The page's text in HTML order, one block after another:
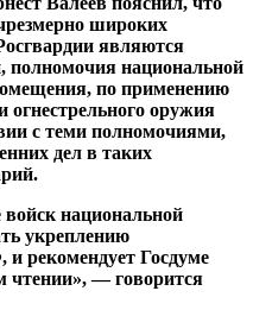
широких
являются
полномочия национальной
по применению
огнестрельного оружия
с теми полномочиями,
дел в таких
войск национальной
укреплению
и рекомендует Госдуме
чтении», — говорится